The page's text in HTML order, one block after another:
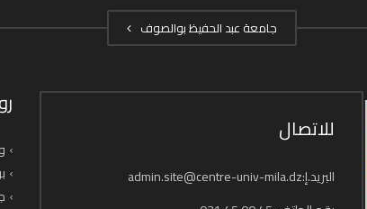
جامعة عبد الحفيظ بوالصوف
للاتصال
البريد.إ:admin.site@centre-univ-mila.dz